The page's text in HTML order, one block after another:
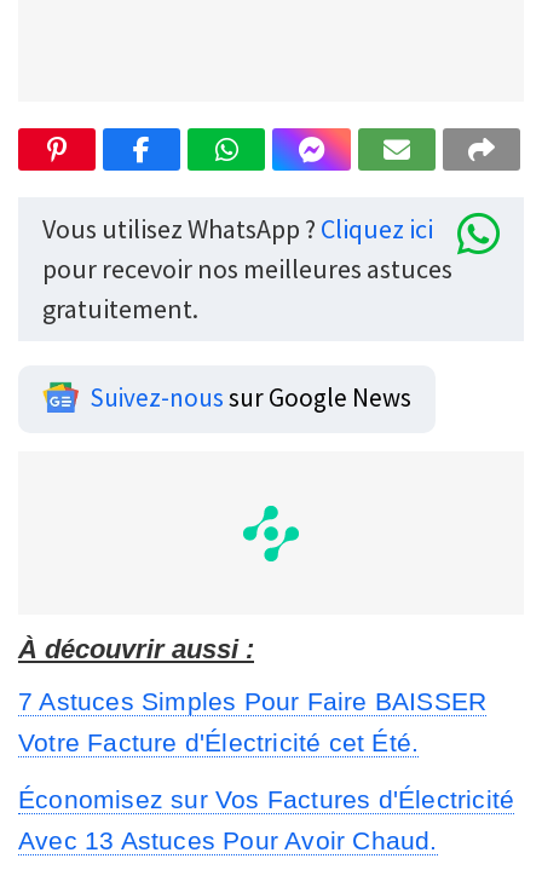
Vous utilisez WhatsApp ? Cliquez ici
pour recevoir nos meilleures astuces
gratuitement.
Suivez-noussur Google News
À découvrir aussi :
7 Astuces Simples Pour Faire BAISSER
Votre Facture d'Électricité cet Été.
Économisez sur Vos Factures d'Électricité
Avec 13 Astuces Pour Avoir Chaud.